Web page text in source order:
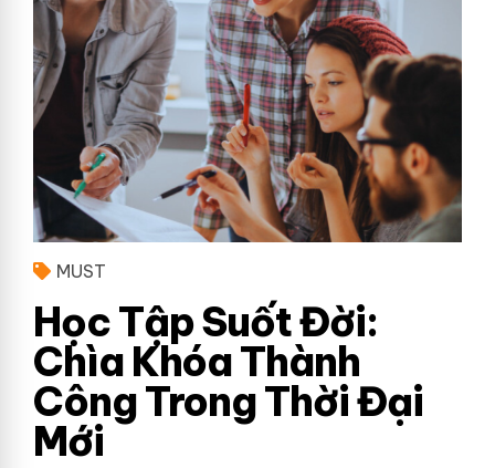
MUST
Học Tập Suốt Đời:
Chìa Khóa Thành
Công Trong Thời Đại
Mới